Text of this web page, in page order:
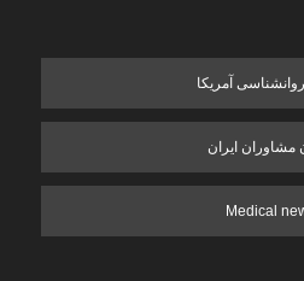
آمریکا
مشاوران ایران
Medical